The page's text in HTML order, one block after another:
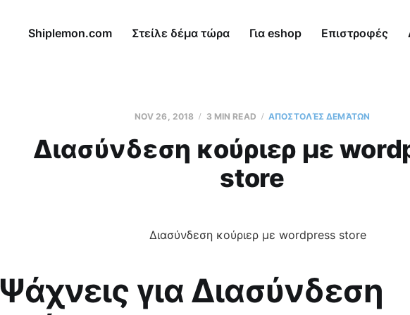
Shiplemon.com Στείλε δέμα τώρα Για eshop Επιστροφές
NOV 26, 2018 3 MIN READ AΠΟΣΤΟΛΈΣ ΔΕΜΆΤΩΝ
Διασύνδεση κούριερ με
store
Ψάχνεις για Διασύνδεση